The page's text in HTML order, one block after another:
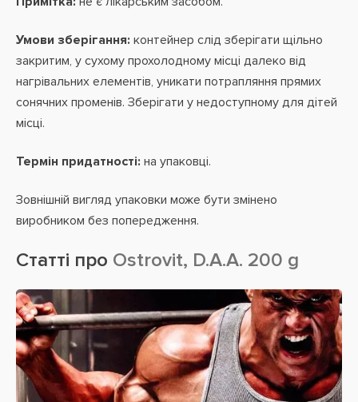
Умови зберігання: контейнер слід зберігати щільно
закритим, у сухому прохолодному місці далеко від
нагрівальних елементів, уникати потрапляння прямих
сонячних променів. Зберігати у недоступному для дітей
місці.
Термін придатності: на упаковці.
Зовнішній вигляд упаковки може бути змінено
виробником без попередження.
Статті про Ostrovit, D.A.A. 200 g